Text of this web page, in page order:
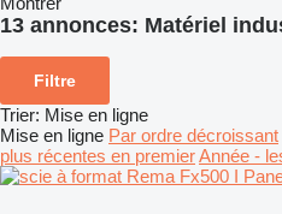
13 annonces: Matériel
Filtre
Trier: Mise en ligne
Mise en ligne Par ordre décroissant
plus récentes en premierAnnée -